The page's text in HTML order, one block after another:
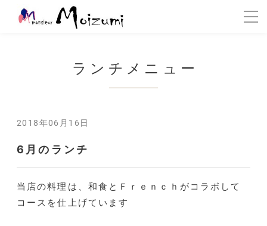
ランチメニュー
2018年06月16日
6月のランチ
当店の料理は、和食とＦｒｅｎｃｈがコラボして
コースを仕上げています